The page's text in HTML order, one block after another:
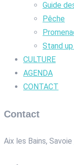
Guide
Pêche
Stand
CULTURE
AGENDA
CONTACT
Contact
Aix les Bains, Savoie